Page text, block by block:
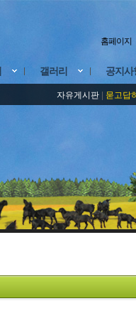
홈페이지
갤러리 공지사
자유게시판 묻고답